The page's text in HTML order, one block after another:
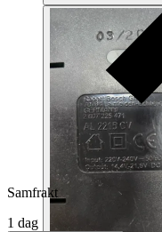
Samfrakt
1 dag